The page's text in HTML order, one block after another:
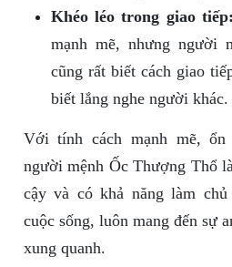
Khéo léo trong giao tiếp:
mạnh mẽ, nhưng người
cũng rất biết cách giao
biết lắng nghe người khác.
Với tính cách mạnh mẽ, ổn
người mệnh Ốc Thượng Thổ
cậy và có khả năng làm
cuộc sống, luôn mang đến sự
xung quanh.